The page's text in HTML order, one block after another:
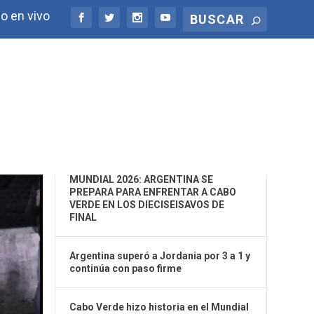
en vivo
MUNDIAL 2026: ARGENTINA SE
PREPARA PARA ENFRENTAR A CABO
VERDE EN LOS DIECISEISAVOS DE
FINAL
Argentina superó a Jordania por 3 a 1 y
continúa con paso firme
Cabo Verde hizo historia en el Mundial